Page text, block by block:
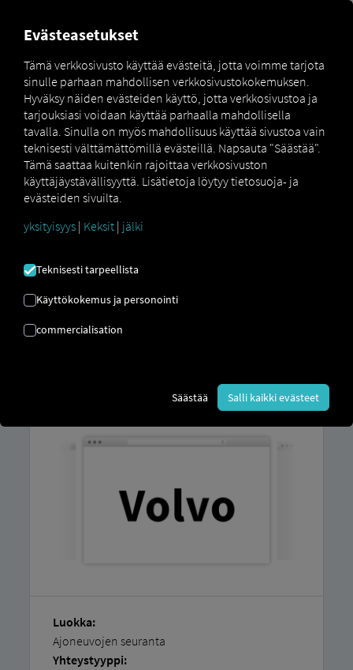
Marketplace Connectors Volvo Connect
VOLVO YHDISTÄ
Ulkoisen palveluntarjoajan integrointi
Onko sinullaVolvo
alustaan​​ja näytä niiden sijainnit
vähintään yhden yhteensopivan
helposti liittää ajoneuvosi
Luokka:
Ajoneuvojen seuranta
Yhteystyyppi:
Evästeasetukset
Tämä verkkosivusto käyttää evästeitä, jotta voimme tarjota
sinulle parhaan mahdollisen verkkosivustokokemuksen.
Hyväksy näiden evästeiden käyttö, jotta verkkosivustoa ja
tarjouksiasi voidaan käyttää parhaalla mahdollisella
tavalla. Sinulla on myös mahdollisuus käyttää sivustoa vain
teknisesti välttämättömillä evästeillä. Napsauta "Säästää".
Tämä saattaa kuitenkin rajoittaa verkkosivuston
käyttäjäystävällisyyttä. Lisätietoja löytyy tietosuoja- ja
evästeiden sivuilta.
yksityisyys | Keksit | jälki
Teknisesti tarpeellista
Käyttökokemus ja personointi
commercialisation
Säästää Salli kaikki evästeet